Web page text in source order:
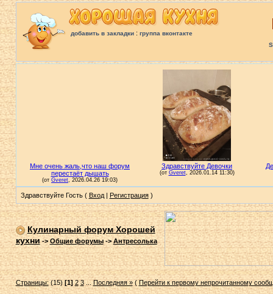
добавить в закладки: группа вконтакте
Здравствуйте Гость ( Вход| Регистрация)
Кулинарный форум Хорошей
кухни->Общие форумы-> Антресолька
Страницы:(15)[1] 2 3...Последняя »(Перейти к первому непрочитанному